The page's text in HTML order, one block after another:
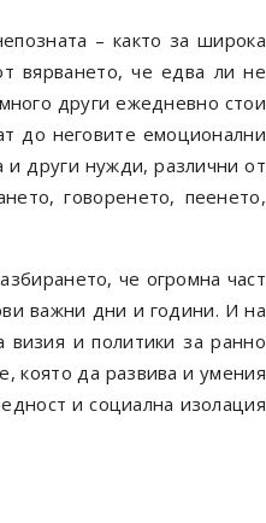
– както за широка
вярването, че едва ли не
други ежедневно стои
до неговите емоционални
други нужди, различни от
говоренето, пеенето,
че огромна част
важни дни и години. И на
визия и политики за ранно
която да развива и умения
и социална изолация